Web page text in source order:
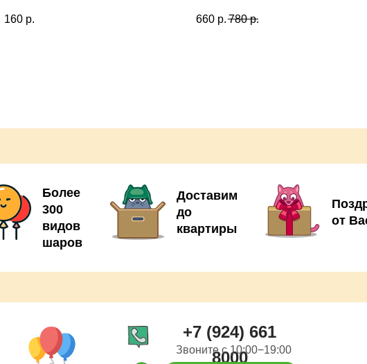
160 р. 660 р. 780 р.
Более
300
видов
шаров
Доставим
до
квартиры
от
+7 (924) 661
8000
Звоните с 10:00−19:00